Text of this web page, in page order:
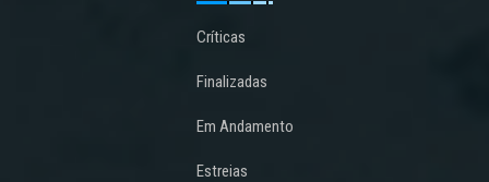
Críticas
Finalizadas
Em Andamento
Estreias